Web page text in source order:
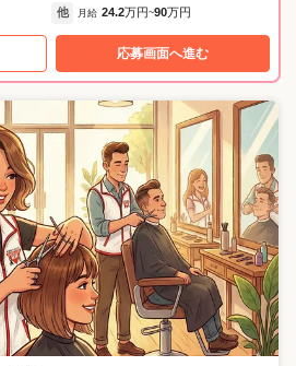
ベーションUPにつながります。 ◇ 社内サ
環境の改善や働きやすい仕組みづくり、キ
を実施しています。あなたの意見が、より
で働くか？より誰と働くか？ スタッフの幸
的な同僚が傍に居る事だと思います！ これ
が少しでも増えるよう運営していきます♪ □
員として入社後、店長を経験しています。
しまっているのでスタイリストさん急募で
施術出来、撮影やSNSなども協力してくれ
、戸惑いもありましたが、 見学時に丁寧に
解消され安心して働けています。 撮影やSN
なので、美容師としてのレベルアップやト
ます！
他 月給 24.2万円 ~90万円
応募画面へ進む